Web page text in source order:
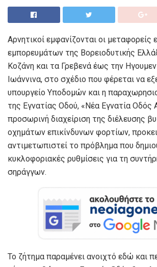
Αρνητικοί εμφανίζονται οι μεταφορείς
εμπορευμάτων της Βορειοδυτικής
Κοζάνη και τα Γρεβενά έως την
Ιωάννινα, στο σχέδιο που φέρεται να
υπουργείο Υποδομών και η
της Εγνατίας Οδού, «Νέα Εγνατία Οδός
προσωρινή διαχείριση της διέλευσης
οχημάτων επικίνδυνων φορτίων,
αντιμετωπιστεί το πρόβλημα που
κυκλοφοριακές ρυθμίσεις για τη
σηράγγων.
Το ζήτημα παραμένει ανοιχτό εδώ και